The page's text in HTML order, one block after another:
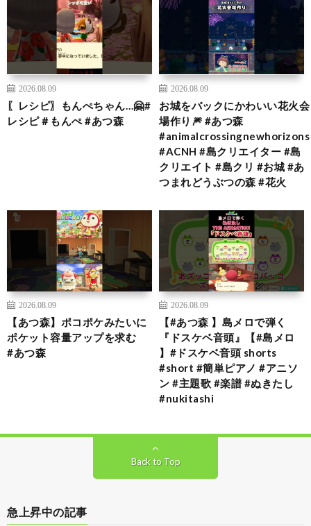
2026.08.09
〖レシピ〗もんぺちゃん…🤗#
レシピ＃もんぺ #あつ森
2026.08.09
お城をバックにかわいい花火会
場作り🎆 #あつ森
#animalcrossingnewhorizons
#ACNH #島クリエイター #島
クリエイト #島クリ #お城 #あ
つまれどうぶつの森 #花火
2026.08.09
【あつ森】ポコポケみたいに
ポケット容量アップを求む
#あつ森
2026.08.09
【#あつ森 】島メロで弾く
『ドスケベ音頭』【#島メロ
】#ドスケベ音頭 shorts
#short #簡単ピアノ #アニソ
ン #主題歌 #楽譜 #ぬきたし
#nukitashi
Back to Top
急上昇中の記事